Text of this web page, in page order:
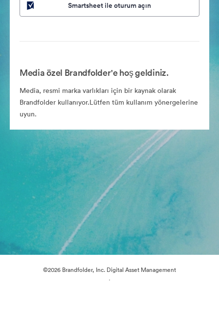
Smartsheet ile oturum açın
Media özel Brandfolder'e hoş geldiniz.
Media, resmi marka varlıkları için bir kaynak olarak
Brandfolder kullanıyor.Lütfen tüm kullanım yönergelerine
uyun.
©2026 Brandfolder, Inc. Digital Asset Management
·